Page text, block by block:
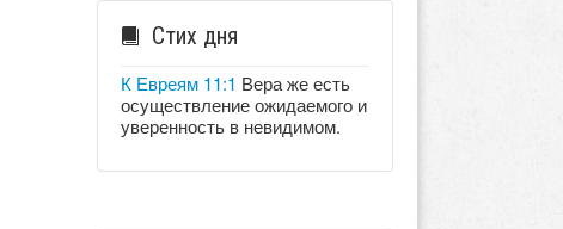
Стих дня
К Евреям 11:1 Вера же есть
осуществление ожидаемого и
уверенность в невидимом.